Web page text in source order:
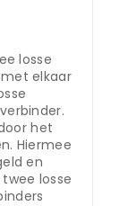
losse
elkaar
het
Hiermee
en
losse